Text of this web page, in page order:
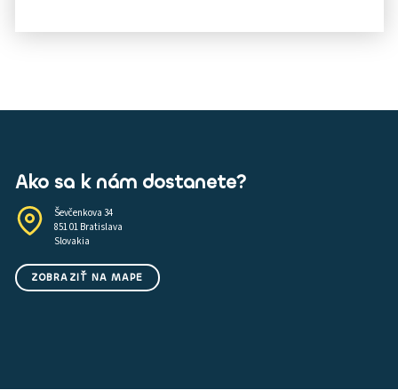
Ako sa k nám dostanete?
Ševčenkova 34
851 01 Bratislava
Slovakia
ZOBRAZIŤ NA MAPE